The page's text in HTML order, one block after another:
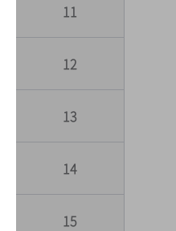
11
12
13
14
15